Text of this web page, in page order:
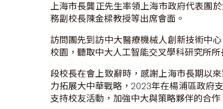
上海市長龔正先生率領上海市政府代表團
務副校長陳金樑教授等出席會面。
訪問團先到訪中大醫療機械人創新技術中
校園，聽取中大人工智能交叉學科研究所
段校長在會上致辭時，感謝上海市長期以
力拓展大中華戰略，2023年在楊浦區政府
支持校友活動，加強中大與策略夥伴的合